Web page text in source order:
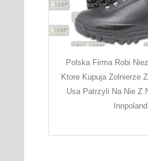
Polska Firma Robi
Ktore Kupuja Zolnierze
Usa Patrzyli Na Nie Z